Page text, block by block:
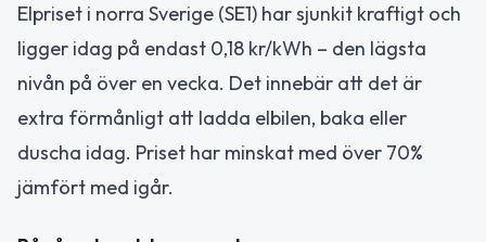
Elpriset i norra Sverige (SE1) har sjunkit kraftigt och
ligger idag på endast 0,18 kr/kWh – den lägsta
nivån på över en vecka. Det innebär att det är
extra förmånligt att ladda elbilen, baka eller
duscha idag. Priset har minskat med över 70%
jämfört med igår.